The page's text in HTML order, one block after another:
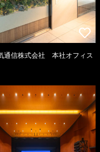
通信株式会社 本社オフィス